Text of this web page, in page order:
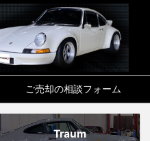
ご売却の相談フォーム
Traum